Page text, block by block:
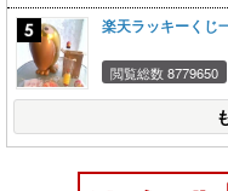
楽天ラッキーくじ
閲覧総数 8779650